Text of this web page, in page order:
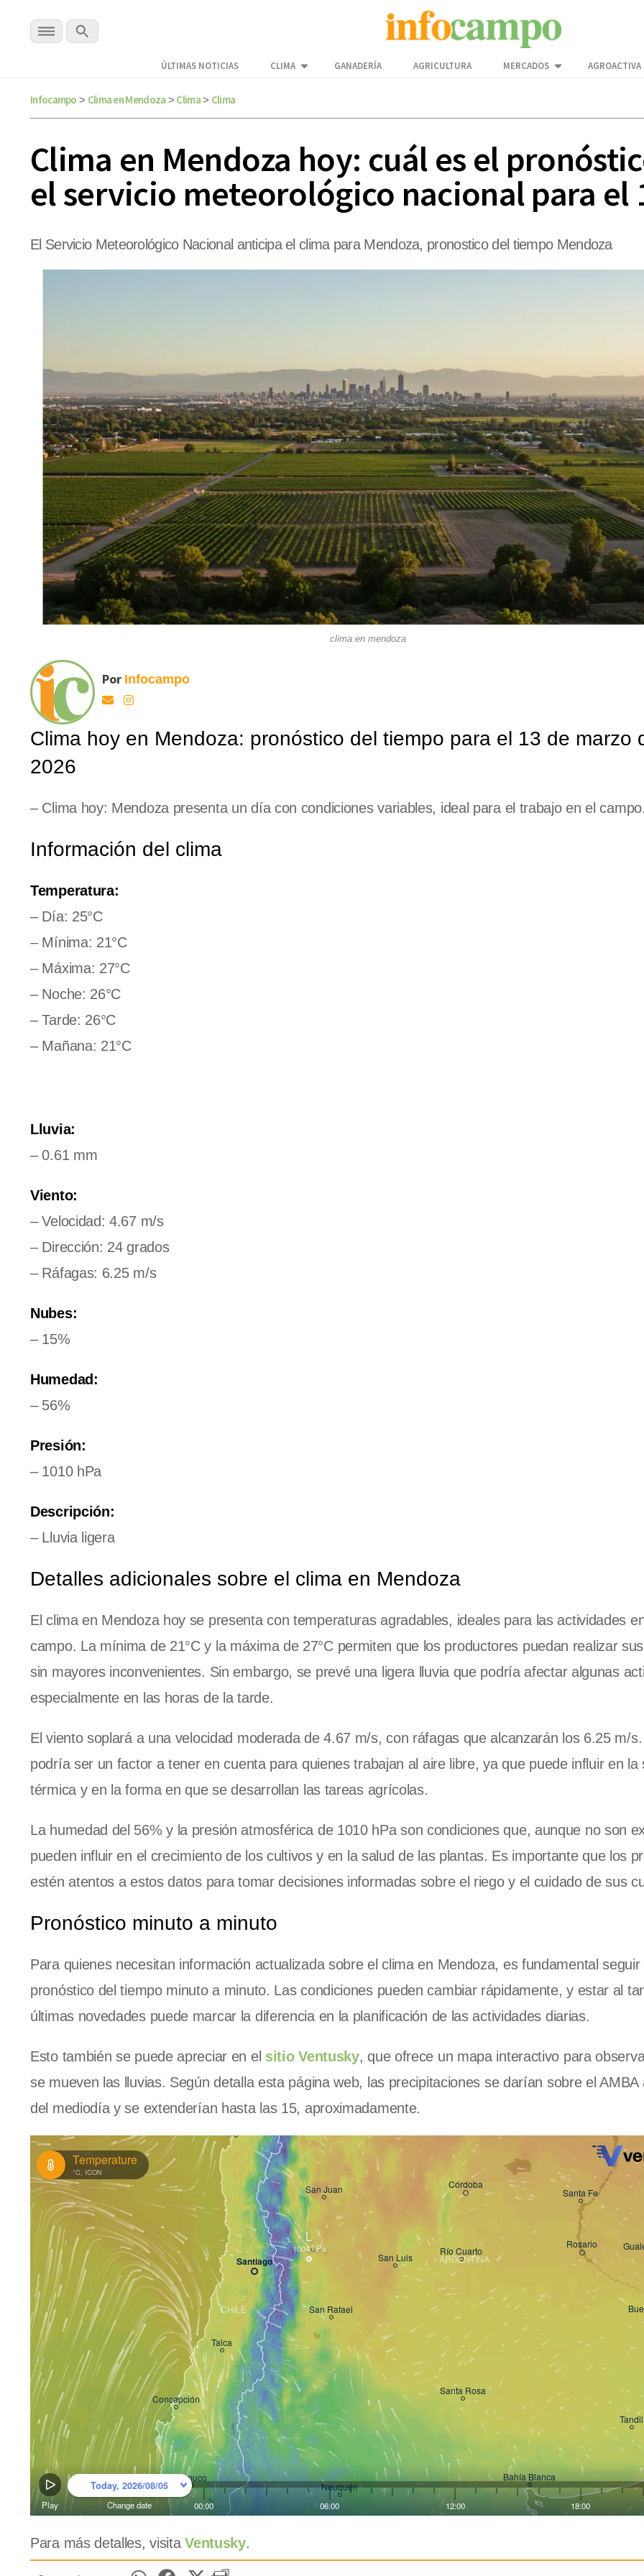
ÚLTIMAS NOTICIAS CLIMA GANADERÍA AGRICULTURA MERCADOS AGROACTIVA
Infocampo > Clima en Mendoza > Clima> Clima
Clima en Mendoza hoy: cuál es el
el servicio meteorológico nacional para el
El Servicio Meteorológico Nacional anticipa el clima para Mendoza, pronostico del tiempo Mendoza
clima en mendoza
Por Infocampo
Clima hoy en Mendoza: pronóstico del tiempo para el 13 de marzo
2026
– Clima hoy: Mendoza presenta un día con condiciones variables, ideal para el trabajo en el
Información del clima
Temperatura:
– Día: 25°C
– Mínima: 21°C
– Máxima: 27°C
– Noche: 26°C
– Tarde: 26°C
– Mañana: 21°C
Lluvia:
– 0.61 mm
Viento:
– Velocidad: 4.67 m/s
– Dirección: 24 grados
– Ráfagas: 6.25 m/s
Nubes:
– 15%
Humedad:
– 56%
Presión:
– 1010 hPa
Descripción:
– Lluvia ligera
Detalles adicionales sobre el clima en Mendoza
El clima en Mendoza hoy se presenta con temperaturas agradables, ideales para las actividades
campo. La mínima de 21°C y la máxima de 27°C permiten que los productores puedan realizar
sin mayores inconvenientes. Sin embargo, se prevé una ligera lluvia que podría afectar algunas
especialmente en las horas de la tarde.
El viento soplará a una velocidad moderada de 4.67 m/s, con ráfagas que alcanzarán los 6.25 m/
podría ser un factor a tener en cuenta para quienes trabajan al aire libre, ya que puede influir en la
térmica y en la forma en que se desarrollan las tareas agrícolas.
La humedad del 56% y la presión atmosférica de 1010 hPa son condiciones que, aunque no son
pueden influir en el crecimiento de los cultivos y en la salud de las plantas. Es importante que los
estén atentos a estos datos para tomar decisiones informadas sobre el riego y el cuidado de sus
Pronóstico minuto a minuto
Para quienes necesitan información actualizada sobre el clima en Mendoza, es fundamental seguir
pronóstico del tiempo minuto a minuto. Las condiciones pueden cambiar rápidamente, y estar al
últimas novedades puede marcar la diferencia en la planificación de las actividades diarias.
Esto también se puede apreciar en el sitio Ventusky, que ofrece un mapa interactivo para
se mueven las lluvias. Según detalla esta página web, las precipitaciones se darían sobre el AMBA
del mediodía y se extenderían hasta las 15, aproximadamente.
Para más detalles, visitaVentusky.